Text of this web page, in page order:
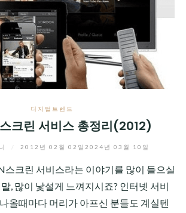
디지털트렌드
크린 서비스 총정리(2012)
2012년 02월 02일 2024년 03월 10일
스크린 서비스라는 이야기를 많이 들으실
, 많이 낯설게 느껴지시죠? 인터넷 서비
올때마다 머리가 아프신 분들도 계실텐